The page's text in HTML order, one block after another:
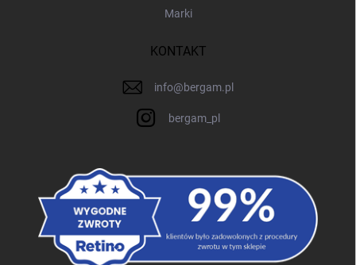
Marki
KONTAKT
info@bergam.pl
bergam_pl